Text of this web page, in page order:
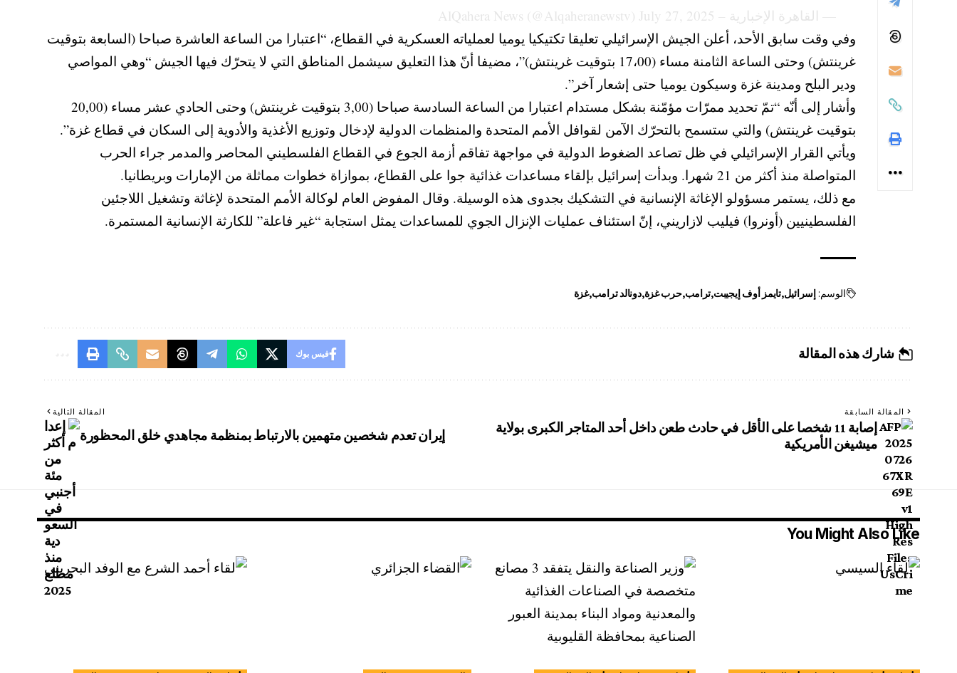
— القاهرة الإخبارية – AlQahera News (@Alqaheranewstv) July 27, 2025
وفي وقت سابق الأحد، أعلن الجيش الإسرائيلي تعليقا تكتيكيا يوميا لعملياته العسكرية في القطاع، “اعتبارا من الساعة العاشرة صباحا (السابعة بتوقيت
غرينتش) وحتى الساعة الثامنة مساء (17،00 بتوقيت غرينتش)”، مضيفا أنّ هذا التعليق سيشمل المناطق التي لا يتحرّك فيها الجيش “وهي المواصي
ودير البلح ومدينة غزة وسيكون يوميا حتى إشعار آخر”.
وأشار إلى أنّه “تمّ تحديد ممرّات مؤمّنة بشكل مستدام اعتبارا من الساعة السادسة صباحا (3,00 بتوقيت غرينتش) وحتى الحادي عشر مساء (20,00
بتوقيت غرينتش) والتي ستسمح بالتحرّك الآمن لقوافل الأمم المتحدة والمنظمات الدولية لإدخال وتوزيع الأغذية والأدوية إلى السكان في قطاع غزة”.
ويأتي القرار الإسرائيلي في ظل تصاعد الضغوط الدولية في مواجهة تفاقم أزمة الجوع في القطاع الفلسطيني المحاصر والمدمر جراء الحرب
المتواصلة منذ أكثر من 21 شهرا. وبدأت إسرائيل بإلقاء مساعدات غذائية جوا على القطاع، بموازاة خطوات مماثلة من الإمارات وبريطانيا.
مع ذلك، يستمر مسؤولو الإغاثة الإنسانية في التشكيك بجدوى هذه الوسيلة. وقال المفوض العام لوكالة الأمم المتحدة لإغاثة وتشغيل اللاجئين
الفلسطينيين (أونروا) فيليب لازاريني، إنّ استئناف عمليات الإنزال الجوي للمساعدات يمثل استجابة “غير فاعلة” للكارثة الإنسانية المستمرة.
الوسم: إسرائيل تايمز أوف إيجيبت ترامب حرب غزة دونالد ترامب غزة
شارك هذه المقالة فيس بوك
المقالة السابقة
إصابة 11 شخصا على الأقل في حادث طعن داخل أحد المتاجر الكبرى بولاية
ميشيغن الأمريكية
المقالة التالية
إيران تعدم شخصين متهمين بالارتباط بمنظمة مجاهدي خلق المحظورة
You Might Also Like